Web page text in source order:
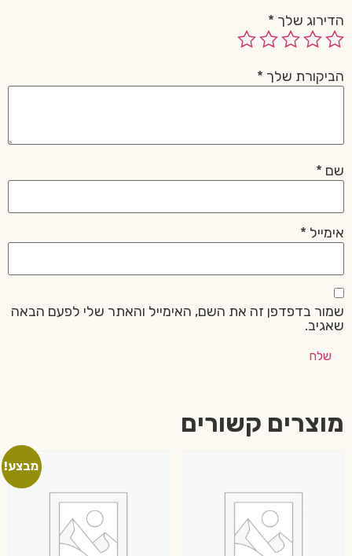
הדירוג שלך *
הביקורת שלך *
שם *
אימייל *
שמור בדפדפן זה את השם, האימייל והאתר שלי לפעם הבאה
שאגיב.
מוצרים קשורים
מבצע!